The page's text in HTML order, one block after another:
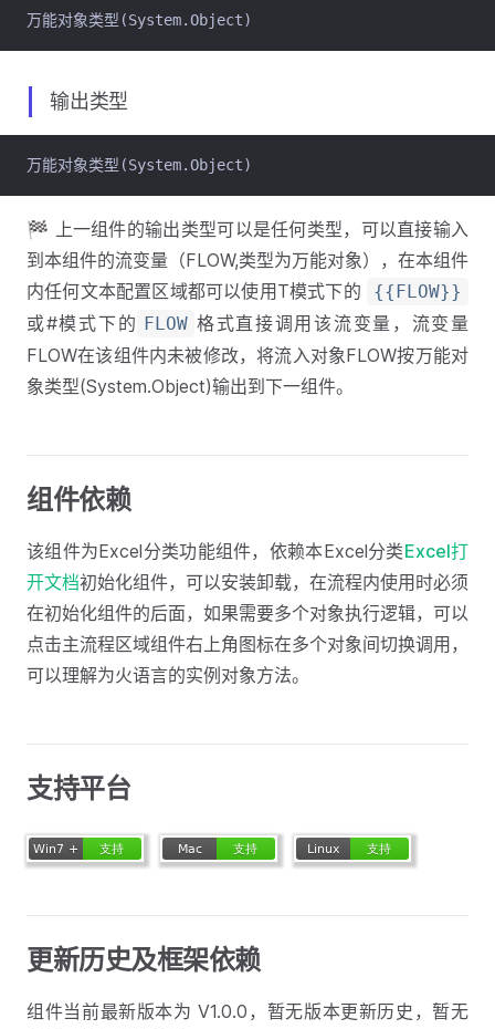
万能对象类型(System.Object)
输出类型
万能对象类型(System.Object)
🏁 上一组件的输出类型可以是任何类型，可以直接输入
到本组件的流变量（FLOW,类型为万能对象），在本组件
内任何文本配置区域都可以使用T模式下的
{{FLOW}}
或#模式下的 FLOW 格式直接调用该流变量，流变量
FLOW在该组件内未被修改，将流入对象FLOW按万能对
象类型(System.Object)输出到下一组件。
组件依赖
该组件为Excel分类功能组件，依赖本Excel分类Excel打
开文档初始化组件，可以安装卸载，在流程内使用时必须
在初始化组件的后面，如果需要多个对象执行逻辑，可以
点击主流程区域组件右上角图标在多个对象间切换调用，
可以理解为火语言的实例对象方法。
支持平台
更新历史及框架依赖
组件当前最新版本为 V1.0.0，暂无版本更新历史，暂无